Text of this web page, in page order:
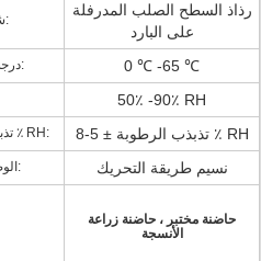
شل المواد الخارجي:
رذاذ السطح الصلب المدرفلة
على البارد
درجة حرارة تحكم مدى: 0 ℃ -65 ℃
50٪ -90٪ RH
تذبذب الرطوبة ± 5-8 ٪ RH: تذبذب الرطوبة ± 5-8 ٪ RH
الوضع الدوري الداخلي: نسيم طريقة التحريك
حاضنة مختبر ، حاضنة زراعة
الأنسجة